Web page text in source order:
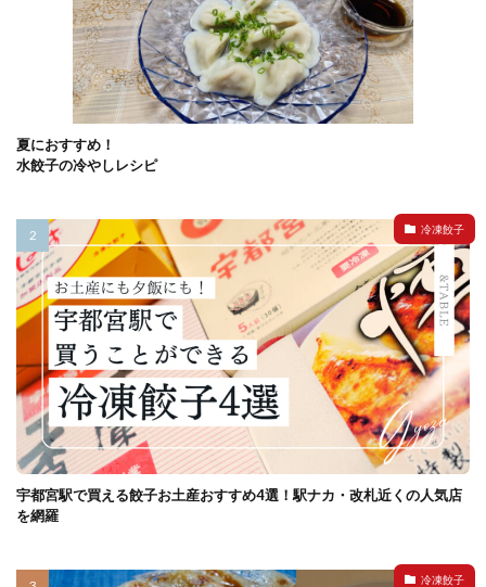
夏におすすめ！
水餃子の冷やしレシピ
冷凍餃子
宇都宮駅で買える餃子お土産おすすめ4選！駅ナカ・改札近くの人気店
を網羅
冷凍餃子